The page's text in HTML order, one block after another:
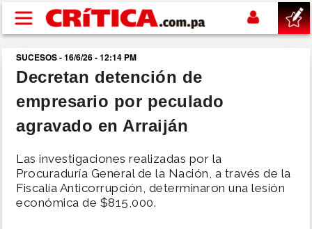
Pasar al contenido principal
buscar
SUCESOS
POLÍTICA
SUCESOS - 16/6/26 - 12:14 PM
Decretan detención de
empresario por peculado
agravado en Arraiján
Las investigaciones realizadas por la
Procuraduría General de la Nación, a través de la
Fiscalía Anticorrupción, determinaron una lesión
económica de $815,000.